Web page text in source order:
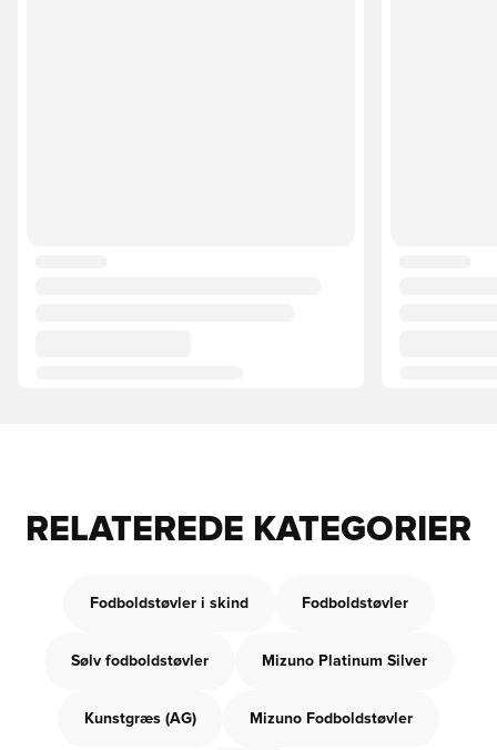
RELATEREDE KATEGORIER
Fodboldstøvler i skind Fodboldstøvler
Sølv fodboldstøvler Mizuno Platinum Silver
Kunstgræs (AG) Mizuno Fodboldstøvler